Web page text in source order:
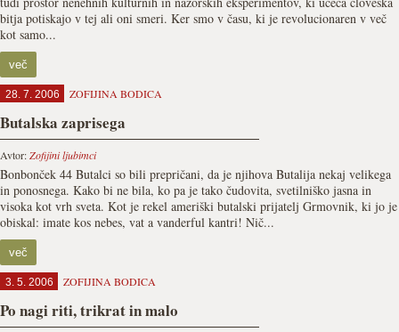
bitja potiskajo v tej ali oni smeri. Ker smo v času, ki je revolucionaren v več
kot samo...
več
28. 7. 2006 ZOFIJINA BODICA
Butalska zaprisega
Avtor:Zofijini ljubimci
Bonbonček 44 Butalci so bili prepričani, da je njihova Butalija nekaj velikega
in ponosnega. Kako bi ne bila, ko pa je tako čudovita, svetilniško jasna in
visoka kot vrh sveta. Kot je rekel ameriški butalski prijatelj Grmovnik, ki jo je
obiskal: imate kos nebes, vat a vanderful kantri! Nič...
več
3. 5. 2006 ZOFIJINA BODICA
Po nagi riti, trikrat in malo